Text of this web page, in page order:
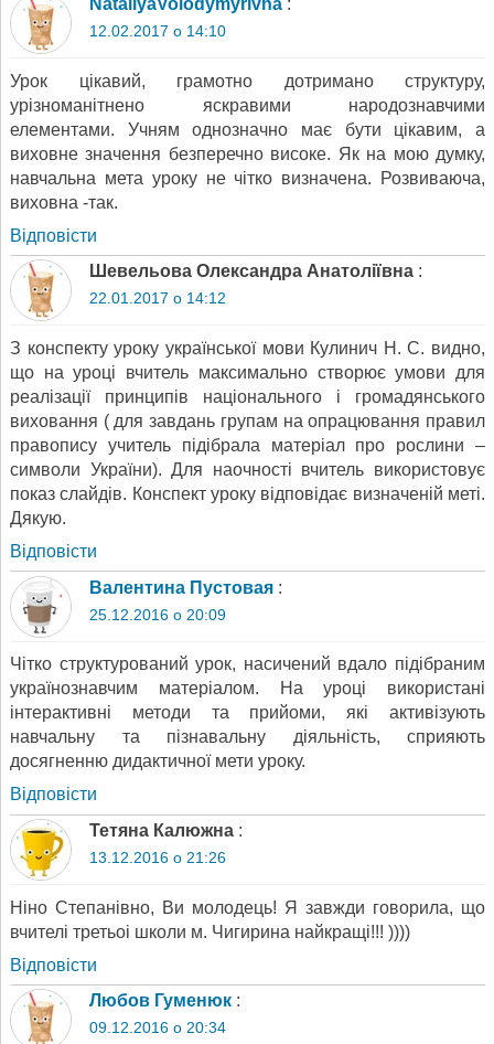
12.02.2017 о 14:10
Урок цікавий, грамотно дотримано структуру,
урізноманітнено яскравими народознавчими
елементами. Учням однозначно має бути цікавим, а
виховне значення безперечно високе. Як на мою думку,
навчальна мета уроку не чітко визначена. Розвиваюча,
виховна -так.
Відповіcти
Шевельова Олександра Анатоліївна :
22.01.2017 о 14:12
З конспекту уроку української мови Кулинич Н. С. видно,
що на уроці вчитель максимально створює умови для
реалізації принципів національного і громадянського
виховання ( для завдань групам на опрацювання правил
правопису учитель підібрала матеріал про рослини –
символи України). Для наочності вчитель використовує
показ слайдів. Конспект уроку відповідає визначеній меті.
Дякую.
Відповіcти
Валентина Пустовая :
25.12.2016 о 20:09
Чітко структурований урок, насичений вдало підібраним
українознавчим матеріалом. На уроці використані
інтерактивні методи та прийоми, які активізують
навчальну та пізнавальну діяльність, сприяють
досягненню дидактичної мети уроку.
Відповіcти
Тетяна Калюжна :
13.12.2016 о 21:26
Ніно Степанівно, Ви молодець! Я завжди говорила, що
вчителі третьоі школи м. Чигирина найкращі!!! ))))
Відповіcти
Любов Гуменюк :
09.12.2016 о 20:34